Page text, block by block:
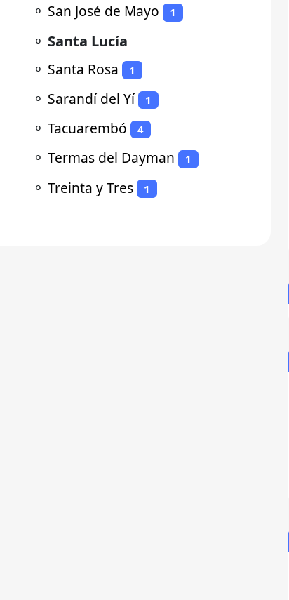
⚬ San José de Mayo 1
⚬ Santa Lucía
⚬ Santa Rosa 1
⚬ Sarandí del Yí 1
⚬ Tacuarembó 4
⚬ Termas del Dayman 1
⚬ Treinta y Tres 1